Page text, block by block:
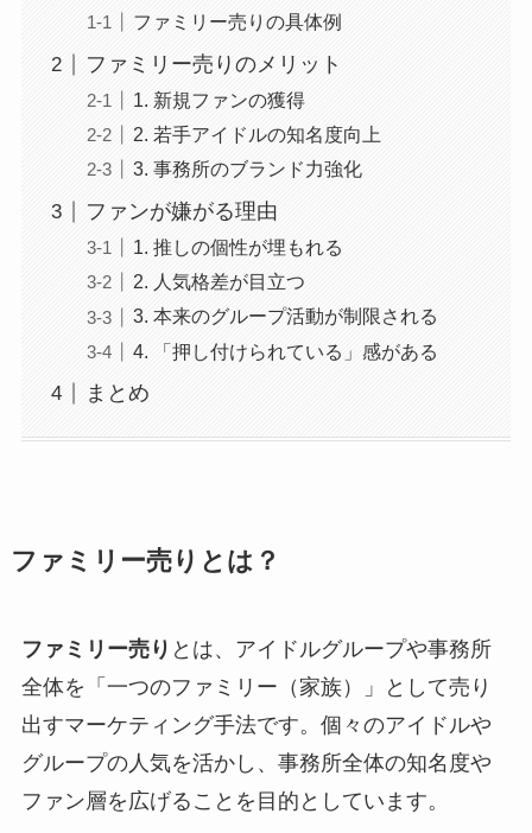
ファミリー売りの具体例
ファミリー売りのメリット
1. 新規ファンの獲得
2. 若手アイドルの知名度向上
3. 事務所のブランド力強化
ファンが嫌がる理由
1. 推しの個性が埋もれる
2. 人気格差が目立つ
3. 本来のグループ活動が制限される
4. 「押し付けられている」感がある
まとめ
ファミリー売りとは？
ファミリー売り とは、アイドルグループや事務所
全体を「一つのファミリー（家族）」として売り
出すマーケティング手法です。個々のアイドルや
グループの人気を活かし、事務所全体の知名度や
ファン層を広げることを目的としています。